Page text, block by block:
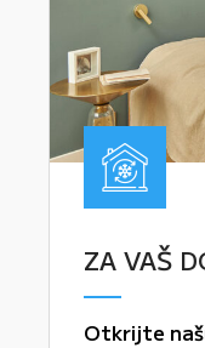
ZA VAŠ
Otkrijte